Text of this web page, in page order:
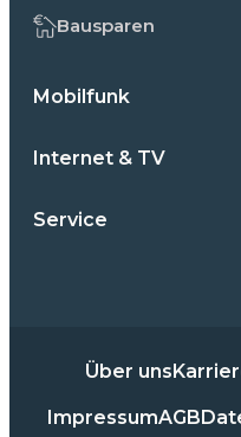
Bausparen
Mobilfunk
Internet & TV
Service
Über uns
ImpressumAGB